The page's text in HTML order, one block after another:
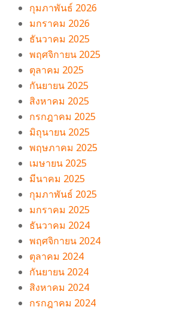
กุมภาพันธ์ 2026
มกราคม 2026
ธันวาคม 2025
พฤศจิกายน 2025
ตุลาคม 2025
กันยายน 2025
สิงหาคม 2025
กรกฎาคม 2025
มิถุนายน 2025
พฤษภาคม 2025
เมษายน 2025
มีนาคม 2025
กุมภาพันธ์ 2025
มกราคม 2025
ธันวาคม 2024
พฤศจิกายน 2024
ตุลาคม 2024
กันยายน 2024
สิงหาคม 2024
กรกฎาคม 2024